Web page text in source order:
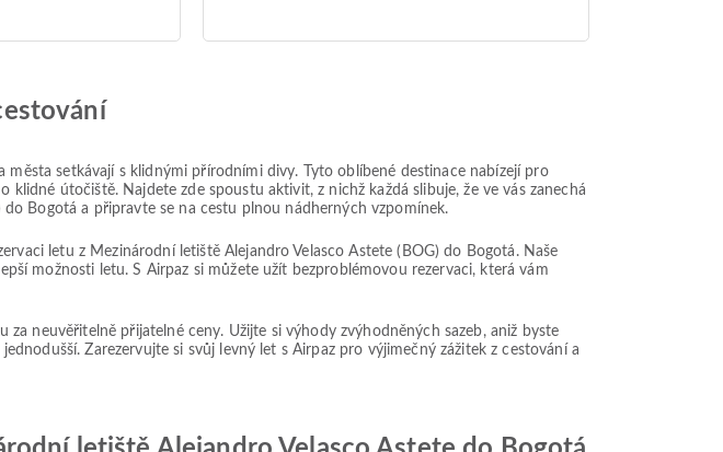
setkávají s klidnými přírodními divy. Tyto oblíbené destinace nabízejí pro
útočiště. Najdete zde spoustu aktivit, z nichž každá slibuje, že ve vás zanechá
Bogotá a připravte se na cestu plnou nádherných vzpomínek.
letu z Mezinárodní letiště Alejandro Velasco Astete (BOG) do Bogotá. Naše
možnosti letu. S Airpaz si můžete užít bezproblémovou rezervaci, která vám
neuvěřitelně přijatelné ceny. Užijte si výhody zvýhodněných sazeb, aniž byste
Zarezervujte si svůj levný let s Airpaz pro výjimečný zážitek z cestování a